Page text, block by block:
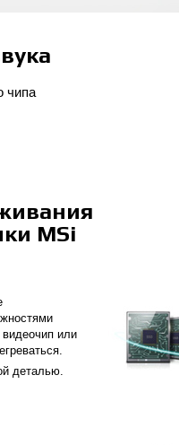
чипа
MSi
или
деталью.